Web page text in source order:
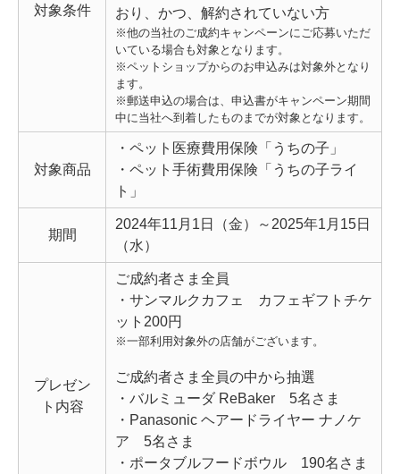
対象条件
おり、かつ、解約されていない方
※他の当社のご成約キャンペーンにご応募いただ
いている場合も対象となります。
※ペットショップからのお申込みは対象外となり
ます。
※郵送申込の場合は、申込書がキャンペーン期間
中に当社へ到着したものまでが対象となります。
対象商品
・ペット医療費用保険「うちの子」
・ペット手術費用保険「うちの子ライ
ト」
期間
2024年11月1日（金）～2025年1月15日
（水）
プレゼン
ト内容
ご成約者さま全員
・サンマルクカフェ カフェギフトチケ
ット200円
※一部利用対象外の店舗がございます。
ご成約者さま全員の中から抽選
・バルミューダ ReBaker 5名さま
・Panasonic ヘアードライヤー ナノケ
ア 5名さま
・ポータブルフードボウル 190名さま